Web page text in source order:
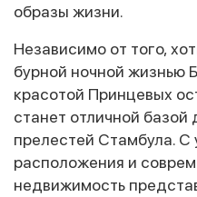
образы жизни.
Независимо от того,
бурной ночной жизнью
красотой Принцевых
станет отличной базой
прелестей Стамбула. С
расположения и
недвижимость